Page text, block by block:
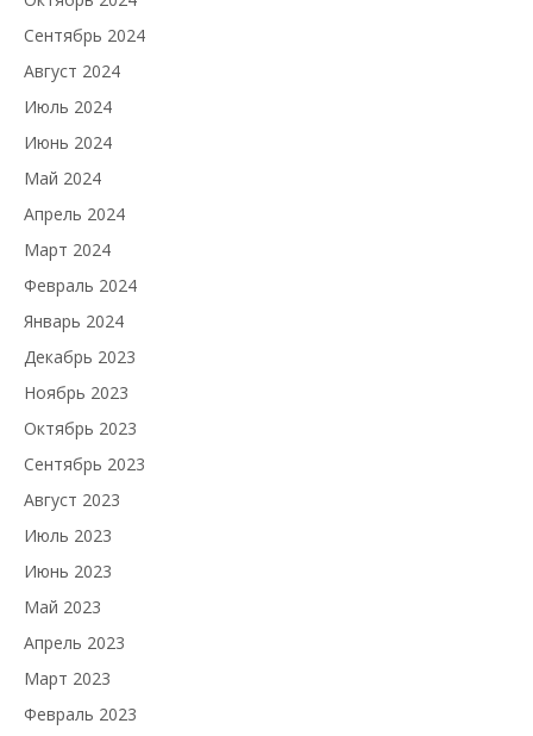
Сентябрь 2024
Август 2024
Июль 2024
Июнь 2024
Май 2024
Апрель 2024
Март 2024
Февраль 2024
Январь 2024
Декабрь 2023
Ноябрь 2023
Октябрь 2023
Сентябрь 2023
Август 2023
Июль 2023
Июнь 2023
Май 2023
Апрель 2023
Март 2023
Февраль 2023